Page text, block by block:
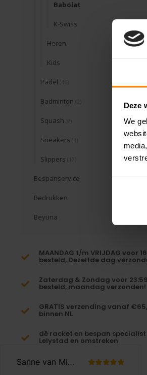
Deze
We
Babolat
K-Swiss
Heren
Kids
Padel
Badminton
Squash
Sneakers
Slippers
Bespanservice
Bedrukken
Beyuna
MAANDAG t/m VRIJDAG voor
besteld, Dezelfde dag
Zaterdag & Zondag voor 23:59
besteld, maandag verzonden!
GRATIS verzending vanaf
binnen NL
dé racket en bespan
Lelystad en omstreken